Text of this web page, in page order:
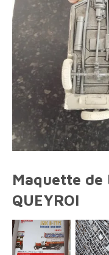
Maquette de
QUEYROI